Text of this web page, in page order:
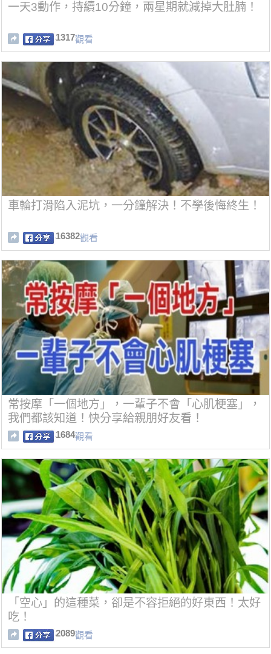
一天3動作，持續10分鐘，兩星期就減掉大肚腩！
1317觀看
車輪打滑陷入泥坑，一分鐘解決！不學後悔終生！
16382觀看
常按摩「一個地方」，一輩子不會「心肌梗塞」，
我們都該知道！快分享給親朋好友看！
1684觀看
「空心」的這種菜，卻是不容拒絕的好東西！太好
吃！
2089觀看